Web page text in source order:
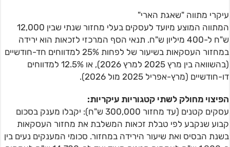
עיקרי מתווה "שאגת הארי"
המתווה המוצע מיועד לעסקים בעלי מחזור שנתי שבין 12,000
ש"ח ל-400 מיליון ש"ח. תנאי הסף המרכזי לזכאות הוא ירידה
במחזור העסקאות בשיעור של לפחות 25% למדווחים חד-חודשיים
(בהשוואה בין מרץ 2025 למרץ 2026), או 12.5% למדווחים
דו-חודשיים (מרץ-אפריל 2025 מול 2026).
הפיצוי מחולק לשתי קטגוריות עיקריות:
עסקים קטנים (עד מחזור 300,000 ש"ח): יקבלו מענק בסכום
קבוע שנקבע לפי טבלת זכאות המשלבת את מחזור העסקאות
בשנת הבסיס ואת שיעור הירידה במחזור. סכומי המענקים נעים בין